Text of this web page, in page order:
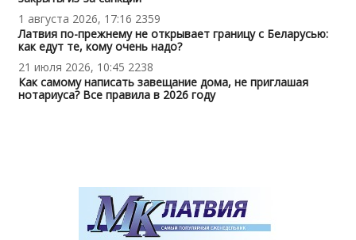
1 августа 2026, 17:16 2359
Латвия по-прежнему не открывает границу с Беларусью:
как едут те, кому очень надо?
21 июля 2026, 10:45 2238
Как самому написать завещание дома, не приглашая
нотариуса? Все правила в 2026 году